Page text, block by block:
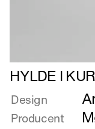
Læs
mere
om
HYLDE
HYLDE I
Design
Producent